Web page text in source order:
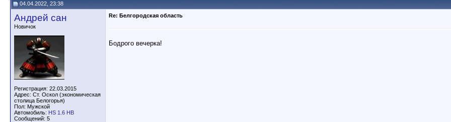
04.04.2022, 23:38
Андрей сан
Новичок
Регистрация: 22.03.2015
Адрес: Ст. Оскол (экономическая
столица Белогорья)
Пол: Мужской
Автомобиль: HS 1.6 HB
Сообщений: 5
Re: Белгородская область
Бодрого вечерка!